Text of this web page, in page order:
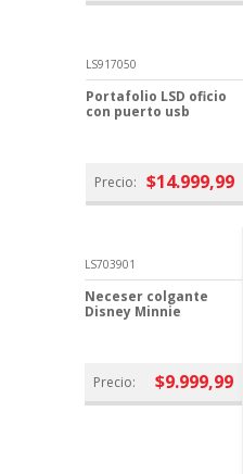
LS917050
Portafolio LSD oficio
con puerto usb
Precio: $14.999,99
LS703901
Neceser colgante
Disney Minnie
Precio: $9.999,99